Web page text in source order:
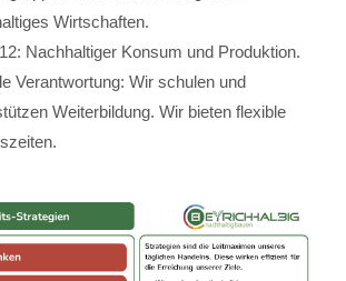
Wirtschaften.
Nachhaltiger Konsum und Produktion.
Verantwortung: Wir schulen und
Weiterbildung. Wir bieten flexible